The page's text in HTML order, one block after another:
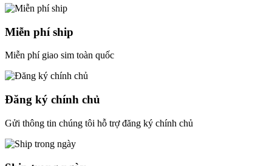
Miễn phí ship
Miễn phí giao sim toàn quốc
Đăng ký chính chủ
Gửi thông tin chúng tôi hỗ trợ đăng ký chính chủ